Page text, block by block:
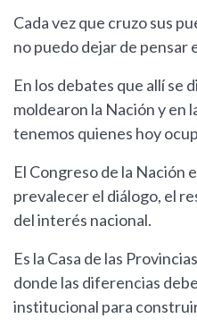
Cada vez que cruzo sus
no puedo dejar de pensar
En los debates que allí se
moldearon la Nación y en
tenemos quienes hoy
El Congreso de la Nación
prevalecer el diálogo, el
del interés nacional.
Es la Casa de las
donde las diferencias
institucional para